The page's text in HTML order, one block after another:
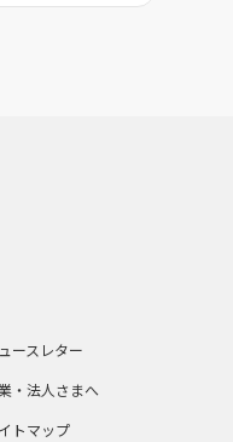
ースレター
・法人さまへ
トマップ